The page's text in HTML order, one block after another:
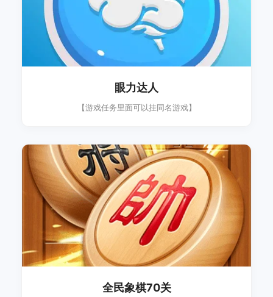
眼力达人
【游戏任务里面可以挂同名游戏】
全民象棋70关